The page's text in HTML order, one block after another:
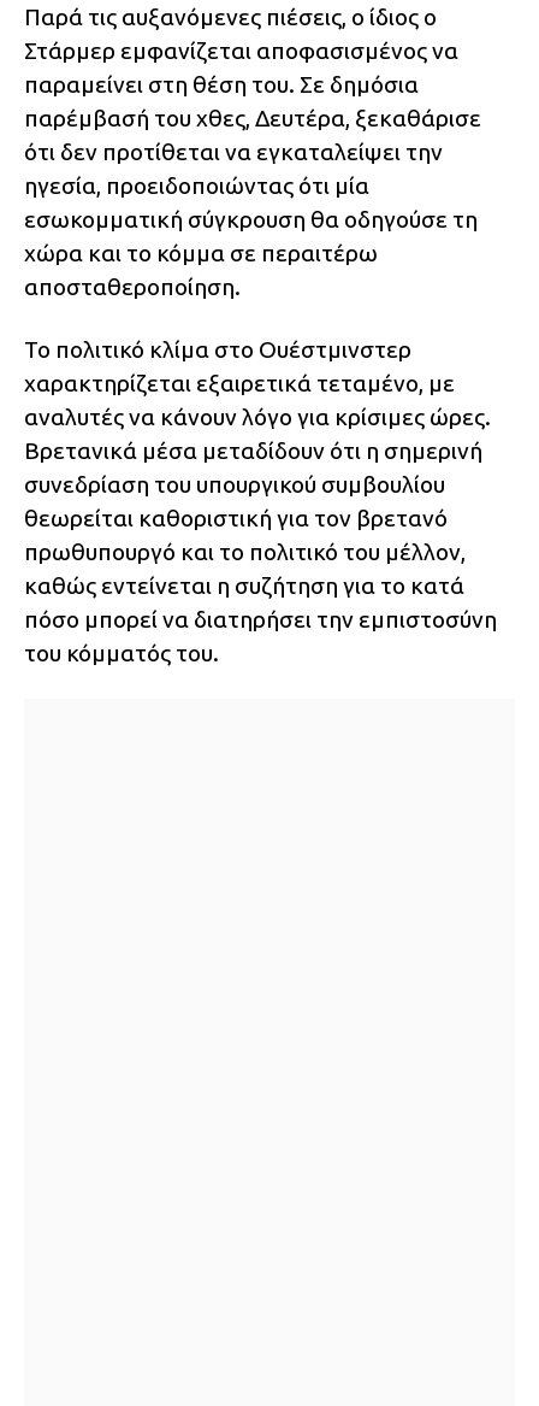
Παρά τις αυξανόμενες πιέσεις, ο ίδιος ο
Στάρμερ εμφανίζεται αποφασισμένος να
παραμείνει στη θέση του. Σε δημόσια
παρέμβασή του χθες, Δευτέρα, ξεκαθάρισε
ότι δεν προτίθεται να εγκαταλείψει την
ηγεσία, προειδοποιώντας ότι μία
εσωκομματική σύγκρουση θα οδηγούσε τη
χώρα και το κόμμα σε περαιτέρω
αποσταθεροποίηση.
Το πολιτικό κλίμα στο Ουέστμινστερ
χαρακτηρίζεται εξαιρετικά τεταμένο, με
αναλυτές να κάνουν λόγο για κρίσιμες ώρες.
Βρετανικά μέσα μεταδίδουν ότι η σημερινή
συνεδρίαση του υπουργικού συμβουλίου
θεωρείται καθοριστική για τον βρετανό
πρωθυπουργό και το πολιτικό του μέλλον,
καθώς εντείνεται η συζήτηση για το κατά
πόσο μπορεί να διατηρήσει την εμπιστοσύνη
του κόμματός του.